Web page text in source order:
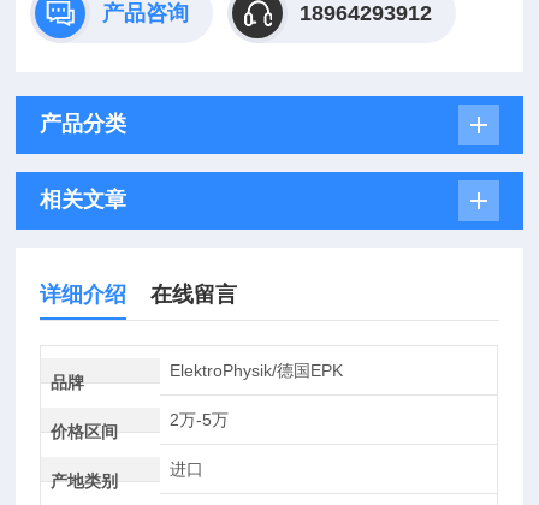
产品咨询 18964293912
产品分类
相关文章
详细介绍 在线留言
品牌
ElektroPhysik/德国EPK
价格区间
2万-5万
产地类别
进口